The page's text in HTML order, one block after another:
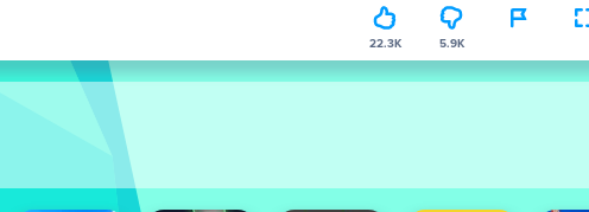
22.3K 5.9K